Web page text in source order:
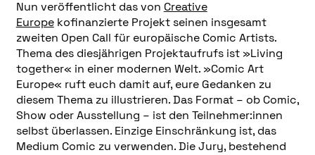
Nun veröffentlicht das von Creative
Europekofinanzierte Projekt seinen insgesamt
zweiten Open Call für europäische Comic Artists.
Thema des diesjährigen Projektaufrufs ist »Living
together« in einer modernen Welt. »Comic Art
Europe« ruft euch damit auf, eure Gedanken zu
diesem Thema zu illustrieren. Das Format – ob Comic,
Show oder Ausstellung – ist den Teilnehmer:innen
selbst überlassen. Einzige Einschränkung ist, das
Medium Comic zu verwenden. Die Jury, bestehend